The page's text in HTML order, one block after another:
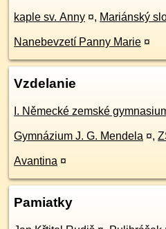
kaple sv. Anny ¤, Mariánský
Nanebevzetí Panny Marie ¤
Vzdelanie
I. Německé zemské
Gymnázium J. G. Mendela ¤,
Avantina ¤
Pamiatky